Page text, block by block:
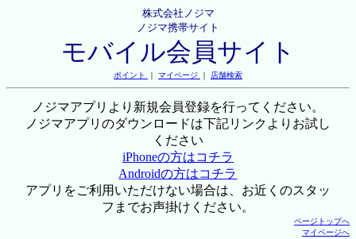
株式会社ノジマ
ノジマ携帯サイト
モバイル会員サイト
ポイント ｜ マイページ ｜ 店舗検索
ノジマアプリより新規会員登録を行ってください。
ノジマアプリのダウンロードは下記リンクよりお試し
ください
iPhoneの方はコチラ
Androidの方はコチラ
アプリをご利用いただけない場合は、お近くのスタッ
フまでお声掛けください。
ページトップへ
マイページへ